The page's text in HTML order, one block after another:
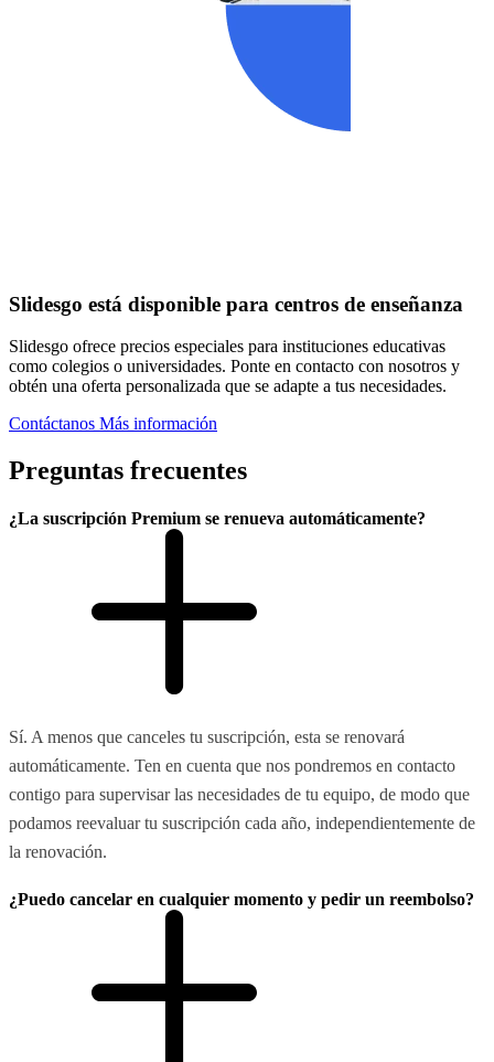
Slidesgo está disponible para centros de enseñanza
Slidesgo ofrece precios especiales para instituciones educativas
como colegios o universidades. Ponte en contacto con nosotros y
obtén una oferta personalizada que se adapte a tus necesidades.
Contáctanos Más información
Preguntas frecuentes
¿La suscripción Premium se renueva automáticamente?
Sí. A menos que canceles tu suscripción, esta se renovará
automáticamente. Ten en cuenta que nos pondremos en contacto
contigo para supervisar las necesidades de tu equipo, de modo que
podamos reevaluar tu suscripción cada año, independientemente de
la renovación.
¿Puedo cancelar en cualquier momento y pedir un reembolso?